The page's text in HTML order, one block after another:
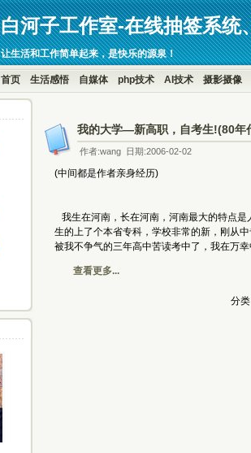
白河子工作室-在线抽签系统
让生活和工作简单起来，是快乐的源泉！
首页 生活感悟 自媒体 php技术 AI技术 摄影摄像
我的大学—新高职，自考生!(80年
作者:wang 日期:2006-02-02
(中间都是作者亲身经历)
我生在河南，长在河南，河南最大的特点
生的上了个本省专科，学校非常的新，刚从
被我不争气的三年高中苦读考中了，我在万
查看更多...
分